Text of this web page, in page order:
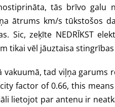
tās brīvo
ātrums km/s tūkstošos
Sic, zeķīte NEDRĪKST
tikai vēl jāuztaisa
tad viļņa
factor of 0.66, this
lietojot par antenu ir